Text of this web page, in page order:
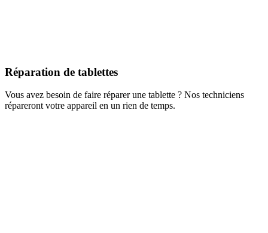
Réparation de tablettes
Vous avez besoin de faire réparer une tablette ? Nos techniciens
répareront votre appareil en un rien de temps.